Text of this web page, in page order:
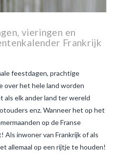
vieringen en
Frankrijk
feestdagen, prachtige
over het hele land worden
als elk ander land ter wereld
enz. Wanneer het op het
op de Franse
Als inwoner van Frankrijk of als
allemaal op een rijtje te houden!